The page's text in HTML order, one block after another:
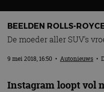
BEELDEN ROLLS-
De moeder aller SUV's
9 mei 2018, 16:50 • Autonieuws •
Instagram loopt vol